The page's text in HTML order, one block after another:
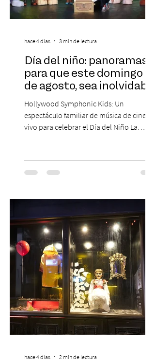
Día del niño: panoramas
para que este domingo 09
de agosto, sea inolvidable
Hollywood Symphonic Kids: Un
espectáculo familiar de música de cine en
vivo para celebrar el Día del Niño La
musical única e inolvidable con motivo del
Día del Niño. El espectáculo Hollywood
de todos los tiempos en un concierto en
sinfónica en pleno, coro y una
sorprendente puesta en escena pensada
especialmente pa
hace 4 días 3 min de lectura
hace 4 días 2 min de lectura